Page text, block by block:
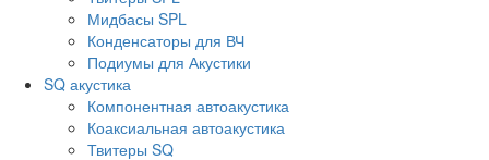
Мидбасы SPL
Конденсаторы для ВЧ
Подиумы для Акустики
SQ акустика
Компонентная автоакустика
Коаксиальная автоакустика
Твитеры SQ